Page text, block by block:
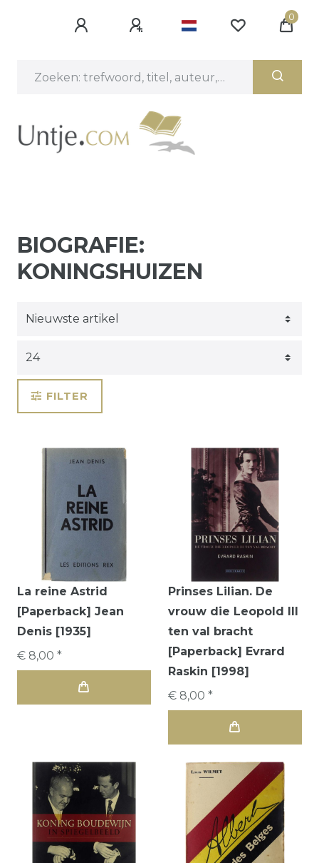
0
BIOGRAFIE:
KONINGSHUIZEN
FILTER
La reine Astrid
[Paperback] Jean
Denis [1935]
€ 8,00 *
Prinses Lilian. De
vrouw die Leopold III
ten val bracht
[Paperback] Evrard
Raskin [1998]
€ 8,00 *